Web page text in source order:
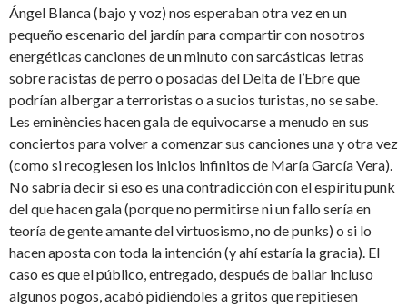
Ángel Blanca (bajo y voz) nos esperaban otra vez en un
pequeño escenario del jardín para compartir con nosotros
energéticas canciones de un minuto con sarcásticas letras
sobre racistas de perro o posadas del Delta de l’Ebre que
podrían albergar a terroristas o a sucios turistas, no se sabe.
Les eminències hacen gala de equivocarse a menudo en sus
conciertos para volver a comenzar sus canciones una y otra vez
(como si recogiesen los inicios infinitos de María García Vera).
No sabría decir si eso es una contradicción con el espíritu punk
del que hacen gala (porque no permitirse ni un fallo sería en
teoría de gente amante del virtuosismo, no de punks) o si lo
hacen aposta con toda la intención (y ahí estaría la gracia). El
caso es que el público, entregado, después de bailar incluso
algunos pogos, acabó pidiéndoles a gritos que repitiesen